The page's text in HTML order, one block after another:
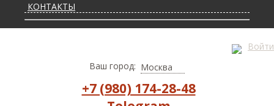
КОНТАКТЫ
ДОСТАВКА И ОПЛАТА
Войти
Ваш город: Москва
+7 (980) 174-28-48